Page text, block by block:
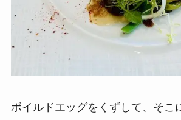
ボイルドエッグをくずして、そこ